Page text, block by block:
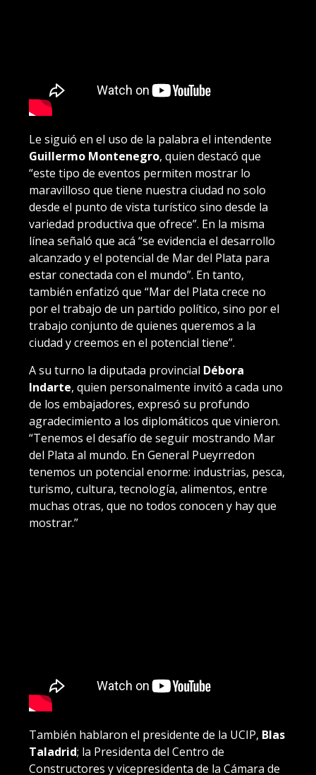
Le siguió en el uso de la palabra el intendente
Guillermo Montenegro, quien destacó que
“este tipo de eventos permiten mostrar lo
maravilloso que tiene nuestra ciudad no solo
desde el punto de vista turístico sino desde la
variedad productiva que ofrece”. En la misma
línea señaló que acá “se evidencia el desarrollo
alcanzado y el potencial de Mar del Plata para
estar conectada con el mundo”. En tanto,
también enfatizó que “Mar del Plata crece no
por el trabajo de un partido político, sino por el
trabajo conjunto de quienes queremos a la
ciudad y creemos en el potencial tiene”.
A su turno la diputada provincial Débora
Indarte, quien personalmente invitó a cada uno
de los embajadores, expresó su profundo
agradecimiento a los diplomáticos que vinieron.
“Tenemos el desafío de seguir mostrando Mar
del Plata al mundo. En General Pueyrredon
tenemos un potencial enorme: industrias, pesca,
turismo, cultura, tecnología, alimentos, entre
muchas otras, que no todos conocen y hay que
mostrar.”
También hablaron el presidente de la UCIP, Blas
Taladrid; la Presidenta del Centro de
Constructores y vicepresidenta de la Cámara de